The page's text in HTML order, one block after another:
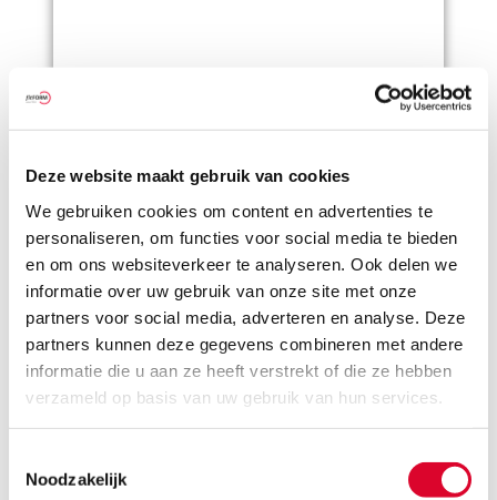
Deze website maakt gebruik van cookies
We gebruiken cookies om content en advertenties te
personaliseren, om functies voor social media te bieden
en om ons websiteverkeer te analyseren. Ook delen we
informatie over uw gebruik van onze site met onze
partners voor social media, adverteren en analyse. Deze
partners kunnen deze gegevens combineren met andere
informatie die u aan ze heeft verstrekt of die ze hebben
verzameld op basis van uw gebruik van hun services.
Noodzakelijk
Waarom langdurig zitten bij long covid extra
13 mei 2026
Klantcasus: van ondraaglijke pijn naar rust